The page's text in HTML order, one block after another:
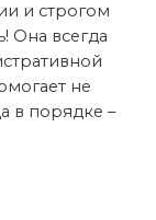
и строгом
Она всегда
не
в порядке –